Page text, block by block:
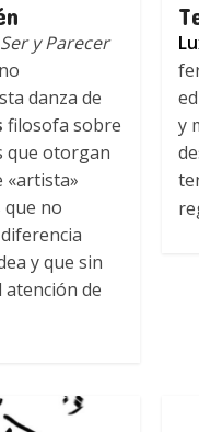
Ser y Parecer
danza de
filosofa sobre
que otorgan
«artista»
no
y que sin
atención de
y